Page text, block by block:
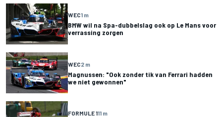
WEC1 m
BMW wil na Spa-dubbelslag ook op Le Mans voor
verrassing zorgen
WEC2 m
Magnussen: "Ook zonder tik van Ferrari hadden
we niet gewonnen"
FORMULE 111 m